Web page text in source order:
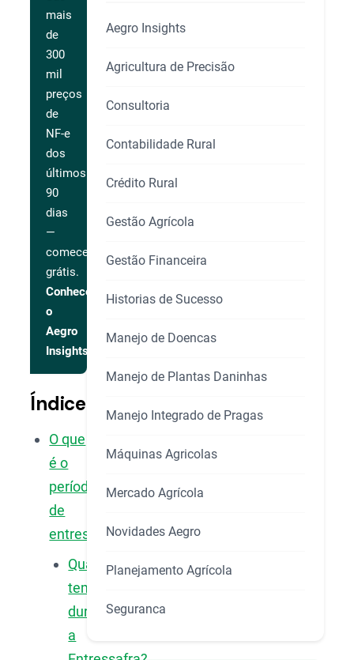
mais
de
300
mil
preços
de
NF-e
dos
últimos
90
dias
—
comece
grátis.
Conhecer
o
Aegro
Insights
Índice
O que
é o
período
de
entressafra?
Quanto
tempo
dura
a
Aegro Insights
Agricultura de Precisão
Consultoria
Contabilidade Rural
Crédito Rural
Gestão Agrícola
Gestão Financeira
Historias de Sucesso
Manejo de Doencas
Manejo de Plantas Daninhas
Manejo Integrado de Pragas
Máquinas Agricolas
Mercado Agrícola
Novidades Aegro
Planejamento Agrícola
Seguranca